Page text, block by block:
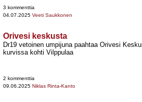
3 kommenttia
04.07.2025 Veeti Saukkonen
Orivesi keskusta
Dr19 vetoinen umpijuna paahtaa Orivesi
kurvissa kohti Vilppulaa
2 kommenttia
09.06.2025 Niklas Rinta-Kanto